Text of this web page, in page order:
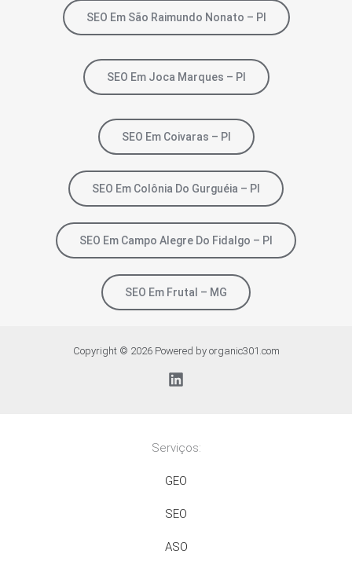
SEO Em São Raimundo Nonato – PI
SEO Em Joca Marques – PI
SEO Em Coivaras – PI
SEO Em Colônia Do Gurguéia – PI
SEO Em Campo Alegre Do Fidalgo – PI
SEO Em Frutal – MG
Copyright © 2026 Powered by organic301.com
Serviços:
GEO
SEO
ASO